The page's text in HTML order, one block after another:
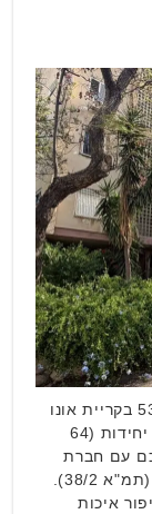
דיירי שני בנייני הרכבת ברחוב צה"ל 39 עד 53 בקריית אונו
מרגישים ששכחו אותם מאחור. מדובר ב-66 יחידות (64
עם חברת
"בוני התיכון" לביצוע פרויקט של פינוי ובינוי (תמ"א 38/2).
איכות